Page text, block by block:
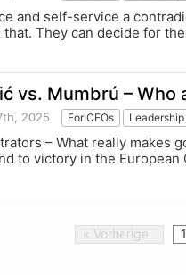
and self-service a
They can decide for
vs. Mumbrú –
2025 For CEOs
– What really
to victory in the European
« Vorherige 1